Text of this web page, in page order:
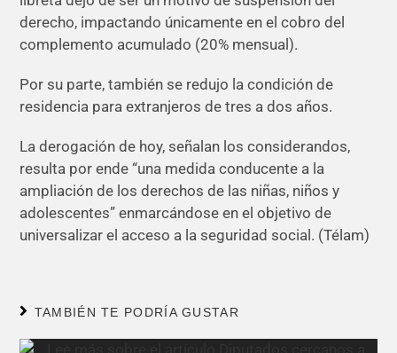
derecho, impactando únicamente en el cobro del
complemento acumulado (20% mensual).
Por su parte, también se redujo la condición de
residencia para extranjeros de tres a dos años.
La derogación de hoy, señalan los considerandos,
resulta por ende “una medida conducente a la
ampliación de los derechos de las niñas, niños y
adolescentes” enmarcándose en el objetivo de
universalizar el acceso a la seguridad social. (Télam)
TAMBIÉN TE PODRÍA GUSTAR